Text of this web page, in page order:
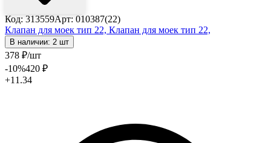
Код: 313559Арт: 010387(22)
Клапан для моек тип 22, Клапан для моек тип 22,
В наличии: 2 шт
378 ₽/шт
-10%420 ₽
+11.34